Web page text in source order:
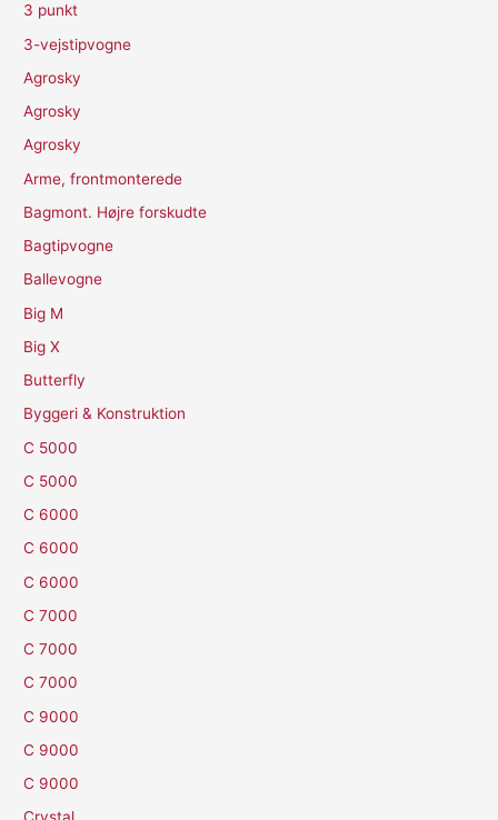
3 punkt
3-vejstipvogne
Agrosky
Agrosky
Agrosky
Arme, frontmonterede
Bagmont. Højre forskudte
Bagtipvogne
Ballevogne
Big M
Big X
Butterfly
Byggeri & Konstruktion
C 5000
C 5000
C 6000
C 6000
C 6000
C 7000
C 7000
C 7000
C 9000
C 9000
C 9000